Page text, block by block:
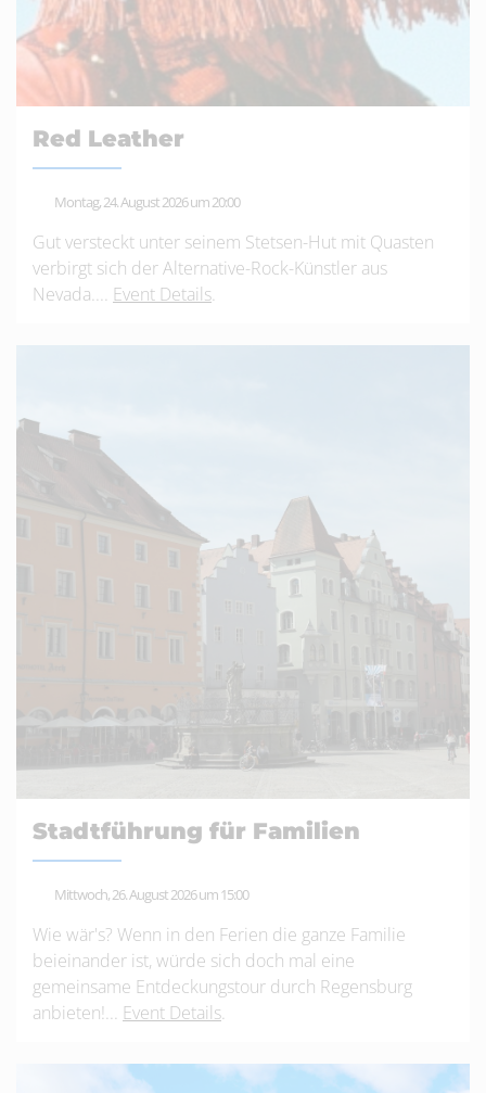
Red Leather
Montag, 24. August 2026 um 20:00
Gut versteckt unter seinem Stetsen-Hut mit Quasten
verbirgt sich der Alternative-Rock-Künstler aus
Nevada.... Event Details.
Stadtführung für Familien
Mittwoch, 26. August 2026 um 15:00
Wie wär's? Wenn in den Ferien die ganze Familie
beieinander ist, würde sich doch mal eine
gemeinsame Entdeckungstour durch Regensburg
anbieten!... Event Details.